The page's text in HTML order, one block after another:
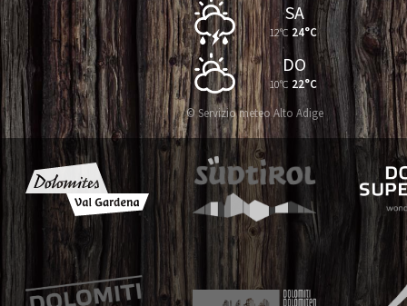
SA
12°C 24°C
DO
10°C 22°C
© Servizio meteo Alto Adige